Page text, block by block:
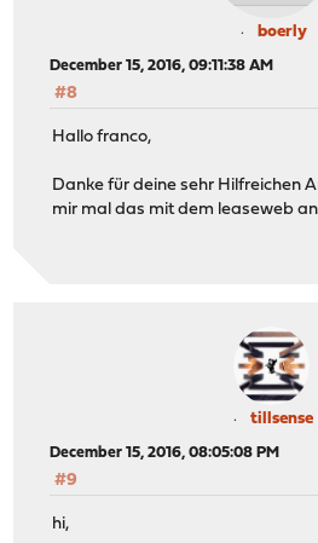
boerly
December 15, 2016, 09:11:38 AM
#8
Hallo franco,
Danke für deine sehr Hilfreichen
mir mal das mit dem leaseweb
tillsense
December 15, 2016, 08:05:08 PM
#9
hi,